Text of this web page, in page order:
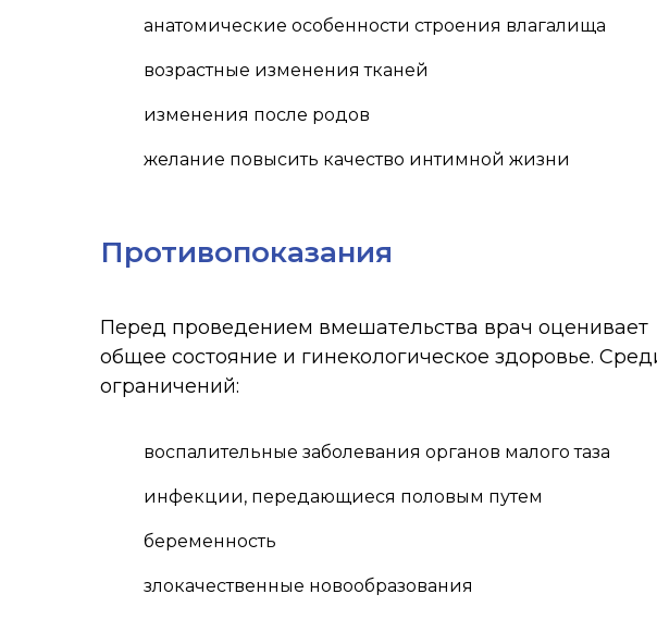
анатомические особенности строения влагалища
возрастные изменения тканей
изменения после родов
желание повысить качество интимной жизни
Противопоказания
Перед проведением вмешательства врач оценивает
общее состояние и гинекологическое здоровье.
ограничений:
воспалительные заболевания органов малого таза
инфекции, передающиеся половым путем
беременность
злокачественные новообразования